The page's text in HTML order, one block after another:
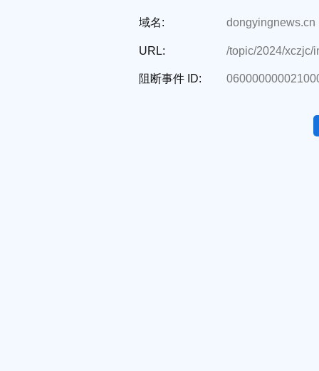
域名: dongyingnews.cn
URL: /topic/2024/xczjc/
阻断事件 ID: